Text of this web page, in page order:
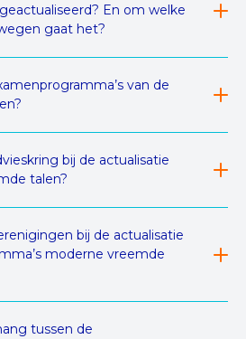
En om welke
gaat het?
van de
bij de actualisatie
talen?
bij de actualisatie
moderne vreemde
tussen de